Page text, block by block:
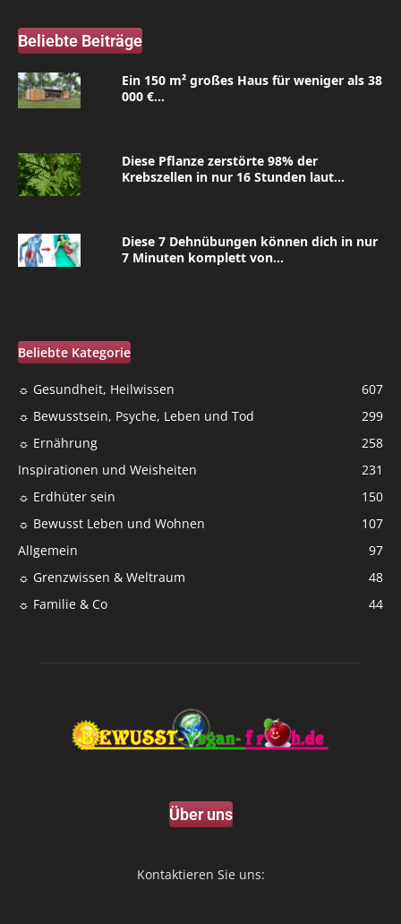
Beliebte Beiträge
Ein 150 m² großes Haus für weniger als 38
000 €...
Diese Pflanze zerstörte 98% der
Krebszellen in nur 16 Stunden laut...
Diese 7 Dehnübungen können dich in nur
7 Minuten komplett von...
Beliebte Kategorie
☼ Gesundheit, Heilwissen
607
☼ Bewusstsein, Psyche, Leben und Tod
299
☼ Ernährung
258
Inspirationen und Weisheiten
231
☼ Erdhüter sein
150
☼ Bewusst Leben und Wohnen
107
Allgemein
97
☼ Grenzwissen & Weltraum
48
☼ Familie & Co
44
Über uns
Kontaktieren Sie uns: